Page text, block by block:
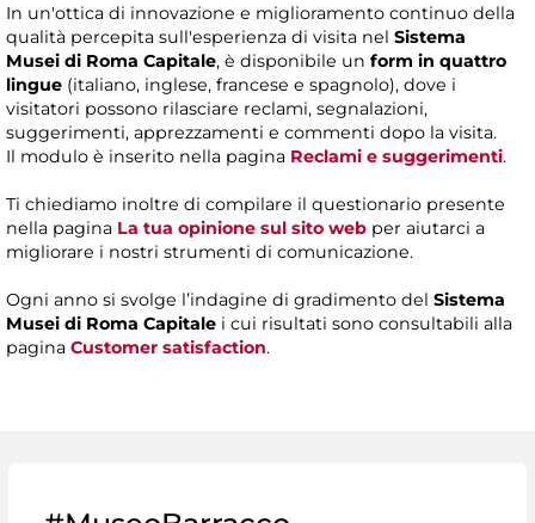
In un'ottica di innovazione e miglioramento continuo della
qualità percepita sull'esperienza di visita nel Sistema
Musei di Roma Capitale, è disponibile un form in quattro
lingue (italiano, inglese, francese e spagnolo), dove i
visitatori possono rilasciare reclami, segnalazioni,
suggerimenti, apprezzamenti e commenti dopo la visita.
Il modulo è inserito nella pagina Reclami e suggerimenti.
Ti chiediamo inoltre di compilare il questionario presente
nella pagina La tua opinione sul sito web per aiutarci a
migliorare i nostri strumenti di comunicazione.
Ogni anno si svolge l’indagine di gradimento del Sistema
Musei di Roma Capitale i cui risultati sono consultabili alla
pagina Customer satisfaction.